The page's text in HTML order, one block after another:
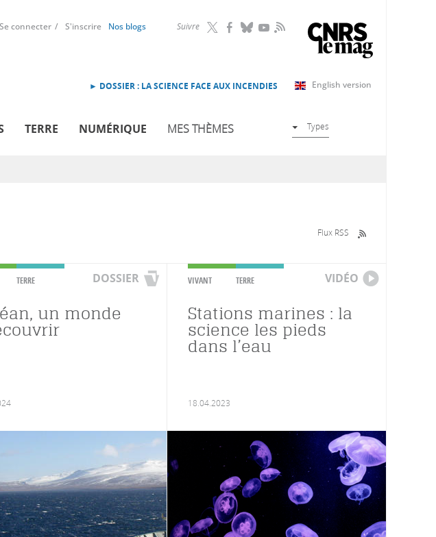
Suivre RSS
Se connecter S'inscrire Nos blogs
English version
► DOSSIER : LA SCIENCE FACE AUX INCENDIES
TERRE NUMÉRIQUE MES THÈMES Types
Flux RSS
TERRE DOSSIER
un monde
VIVANT TERRE VIDÉO
Stations marines : la
science les pieds
dans l’eau
18.04.2023